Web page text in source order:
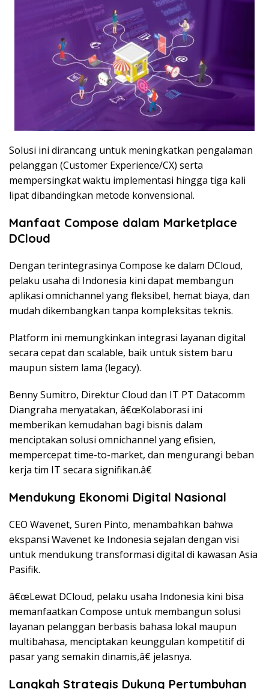
Solusi ini dirancang untuk meningkatkan pengalaman
pelanggan (Customer Experience/CX) serta
mempersingkat waktu implementasi hingga tiga kali
lipat dibandingkan metode konvensional.
Manfaat Compose dalam Marketplace
DCloud
Dengan terintegrasinya Compose ke dalam DCloud,
pelaku usaha di Indonesia kini dapat membangun
aplikasi omnichannel yang fleksibel, hemat biaya, dan
mudah dikembangkan tanpa kompleksitas teknis.
Platform ini memungkinkan integrasi layanan digital
secara cepat dan scalable, baik untuk sistem baru
maupun sistem lama (legacy).
Benny Sumitro, Direktur Cloud dan IT PT Datacomm
Diangraha menyatakan, â€œKolaborasi ini
memberikan kemudahan bagi bisnis dalam
menciptakan solusi omnichannel yang efisien,
mempercepat time-to-market, dan mengurangi beban
kerja tim IT secara signifikan.â€
Mendukung Ekonomi Digital Nasional
CEO Wavenet, Suren Pinto, menambahkan bahwa
ekspansi Wavenet ke Indonesia sejalan dengan visi
untuk mendukung transformasi digital di kawasan Asia
Pasifik.
â€œLewat DCloud, pelaku usaha Indonesia kini bisa
memanfaatkan Compose untuk membangun solusi
layanan pelanggan berbasis bahasa lokal maupun
multibahasa, menciptakan keunggulan kompetitif di
pasar yang semakin dinamis,â€ jelasnya.
Langkah Strategis Dukung Pertumbuhan